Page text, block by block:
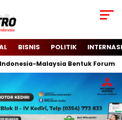
BISNIS POLITIK
Malaysia Bentuk Forum